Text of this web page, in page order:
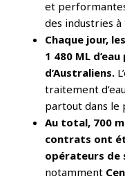
et
des industries
Chaque jour,
1 480 ML
d’Australiens.
traitement
partout dans le
Au total, 700
contrats ont
opérateurs de
notamment